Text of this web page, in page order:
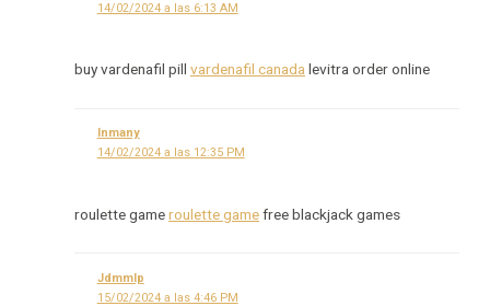
14/02/2024 a las 6:13 AM
buy vardenafil pill vardenafil canada levitra order online
Inmany
14/02/2024 a las 12:35 PM
roulette gameroulette gamefree blackjack games
Jdmmlp
15/02/2024 a las 4:46 PM